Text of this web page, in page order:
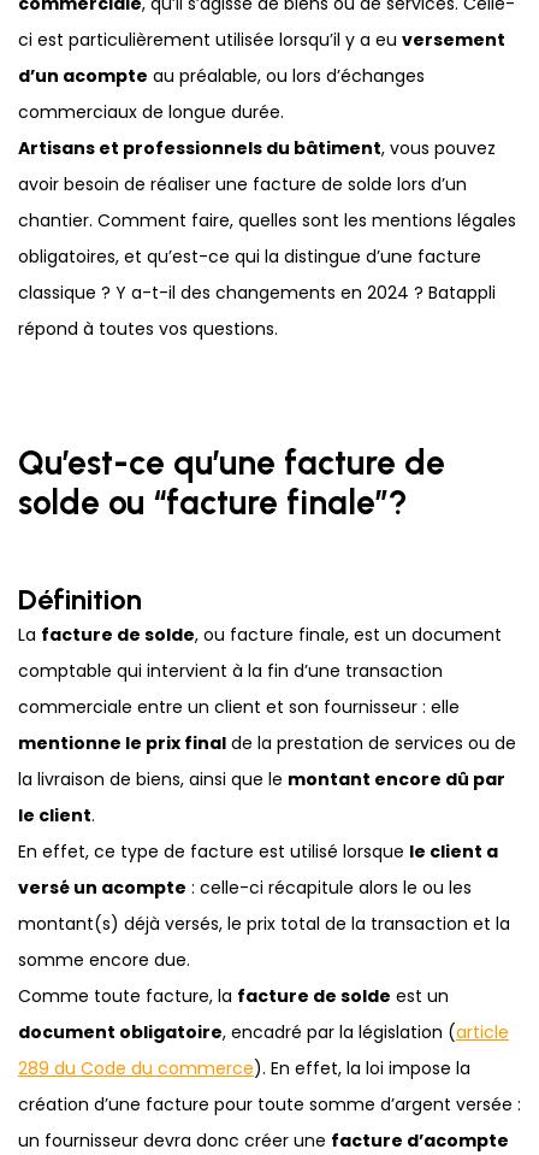
ci est particulièrement utilisée lorsqu’il y a eu versement
d’un acompte au préalable, ou lors d’échanges
commerciaux de longue durée.
Artisans et professionnels du bâtiment, vous pouvez
avoir besoin de réaliser une facture de solde lors d’un
chantier. Comment faire, quelles sont les mentions légales
obligatoires, et qu’est-ce qui la distingue d’une facture
classique ? Y a-t-il des changements en 2024 ? Batappli
répond à toutes vos questions.
Qu’est-ce qu’une facture de
solde ou “facture finale”?
Définition
La facture de solde, ou facture finale, est un document
comptable qui intervient à la fin d’une transaction
commerciale entre un client et son fournisseur : elle
mentionne le prix final de la prestation de services ou de
la livraison de biens, ainsi que le montant encore dû par
le client.
En effet, ce type de facture est utilisé lorsque le client a
versé un acompte : celle-ci récapitule alors le ou les
montant(s) déjà versés, le prix total de la transaction et la
somme encore due.
Comme toute facture, la facture de solde est un
document obligatoire, encadré par la législation (article
289 du Code du commerce). En effet, la loi impose la
création d’une facture pour toute somme d’argent versée :
un fournisseur devra donc créer une facture d’acompte